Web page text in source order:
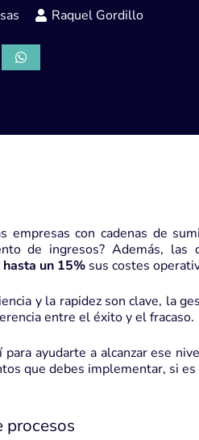
Raquel Gordillo
empresas con cadenas de
de ingresos? Además, las
un 15%sus costes
y la rapidez son clave, la
entre el éxito y el fracaso.
para ayudarte a alcanzar ese
que debes implementar, si
procesos